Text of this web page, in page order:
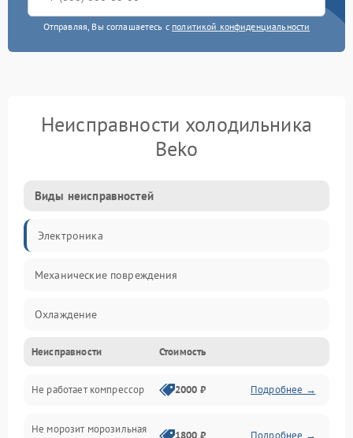
Отправляя, Вы соглашаетесь с политикой конфиденциальности
Неисправности холодильника
Beko
Виды неисправностей
Электроника
Механические повреждения
Охлаждение
Механика
Электропитание
Дренаж
Неисправности Стоимость
Не работает компрессор 2000 ₽ Подробнее →
Не морозит морозильная